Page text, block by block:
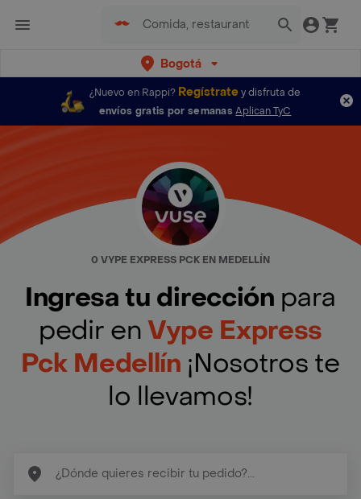
Bogotá
¿Nuevo en Rappi? Regístratey disfruta de
envíos gratis por semanas Aplican TyC
0 VYPE EXPRESS PCK EN MEDELLÍN
Ingresa tu dirección para
pedir enVype Express
Pck Medellín ¡Nosotros te
lo llevamos!